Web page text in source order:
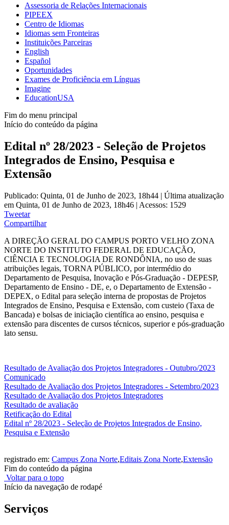
Assessoria de Relações Internacionais
PIPEEX
Centro de Idiomas
Idiomas sem Fronteiras
Instituições Parceiras
English
Español
Oportunidades
Exames de Proficiência em Línguas
Imagine
EducationUSA
Fim do menu principal
Início do conteúdo da página
Edital nº 28/2023 - Seleção de Projetos
Integrados de Ensino, Pesquisa e
Extensão
Publicado: Quinta, 01 de Junho de 2023, 18h44 | Última atualização
em Quinta, 01 de Junho de 2023, 18h46 | Acessos: 1529
Tweetar
Compartilhar
A DIREÇÃO GERAL DO CAMPUS PORTO VELHO ZONA
NORTE DO INSTITUTO FEDERAL DE EDUCAÇÃO,
CIÊNCIA E TECNOLOGIA DE RONDÔNIA, no uso de suas
atribuições legais, TORNA PÚBLICO, por intermédio do
Departamento de Pesquisa, Inovação e Pós-Graduação - DEPESP,
Departamento de Ensino - DE, e, o Departamento de Extensão -
DEPEX, o Edital para seleção interna de propostas de Projetos
Integrados de Ensino, Pesquisa e Extensão, com custeio (Taxa de
Bancada) e bolsas de iniciação científica ao ensino, pesquisa e
extensão para discentes de cursos técnicos, superior e pós-graduação
lato sensu.
Resultado de Avaliação dos Projetos Integradores - Outubro/2023
Comunicado
Resultado de Avaliação dos Projetos Integradores - Setembro/2023
Resultado de Avaliação dos Projetos Integradores
Resultado de avaliação
Retificação do Edital
Edital nº 28/2023 - Seleção de Projetos Integrados de Ensino,
Pesquisa e Extensão
registrado em: Campus Zona Norte,Editais Zona Norte,Extensão
Fim do conteúdo da página
Voltar para o topo
Início da navegação de rodapé
Serviços